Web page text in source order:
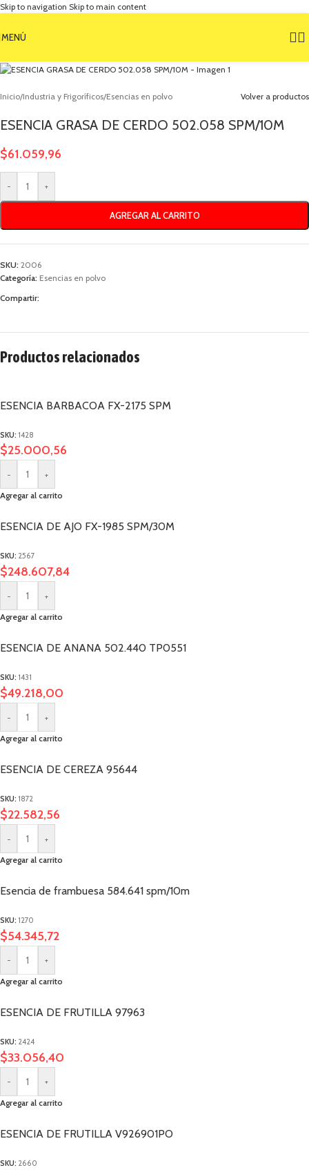
Skip to navigation Skip to main content
MENÚ
Inicio/Industria y Frigoríficos/Esencias en polvo Volver a productos
ESENCIA GRASA DE CERDO 502.058 SPM/10M
$61.059,96
- +
AGREGAR AL CARRITO
SKU: 2006
Categoría: Esencias en polvo
Compartir:
Productos relacionados
ESENCIA BARBACOA FX-2175 SPM
SKU: 1428
$25.000,56
- +
Agregar al carrito
ESENCIA DE AJO FX-1985 SPM/30M
SKU: 2567
$248.607,84
- +
Agregar al carrito
ESENCIA DE ANANA 502.440 TP0551
SKU: 1431
$49.218,00
- +
Agregar al carrito
ESENCIA DE CEREZA 95644
SKU: 1872
$22.582,56
- +
Agregar al carrito
Esencia de frambuesa 584.641 spm/10m
SKU: 1270
$54.345,72
- +
Agregar al carrito
ESENCIA DE FRUTILLA 97963
SKU: 2424
$33.056,40
- +
Agregar al carrito
ESENCIA DE FRUTILLA V926901PO
SKU: 2660